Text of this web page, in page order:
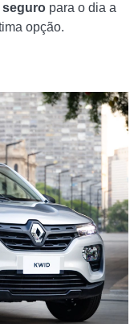
seguro para o dia a
opção.